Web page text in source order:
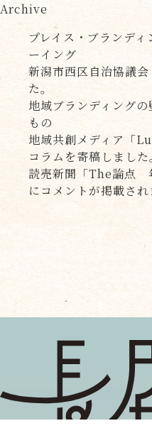
Archive
プレイス・ブランデ
ーイング
新潟市西区自治協議
た。
地域ブランディング
もの
地域共創メディア「
コラムを寄稿しました
読売新聞「The論点
にコメントが掲載され